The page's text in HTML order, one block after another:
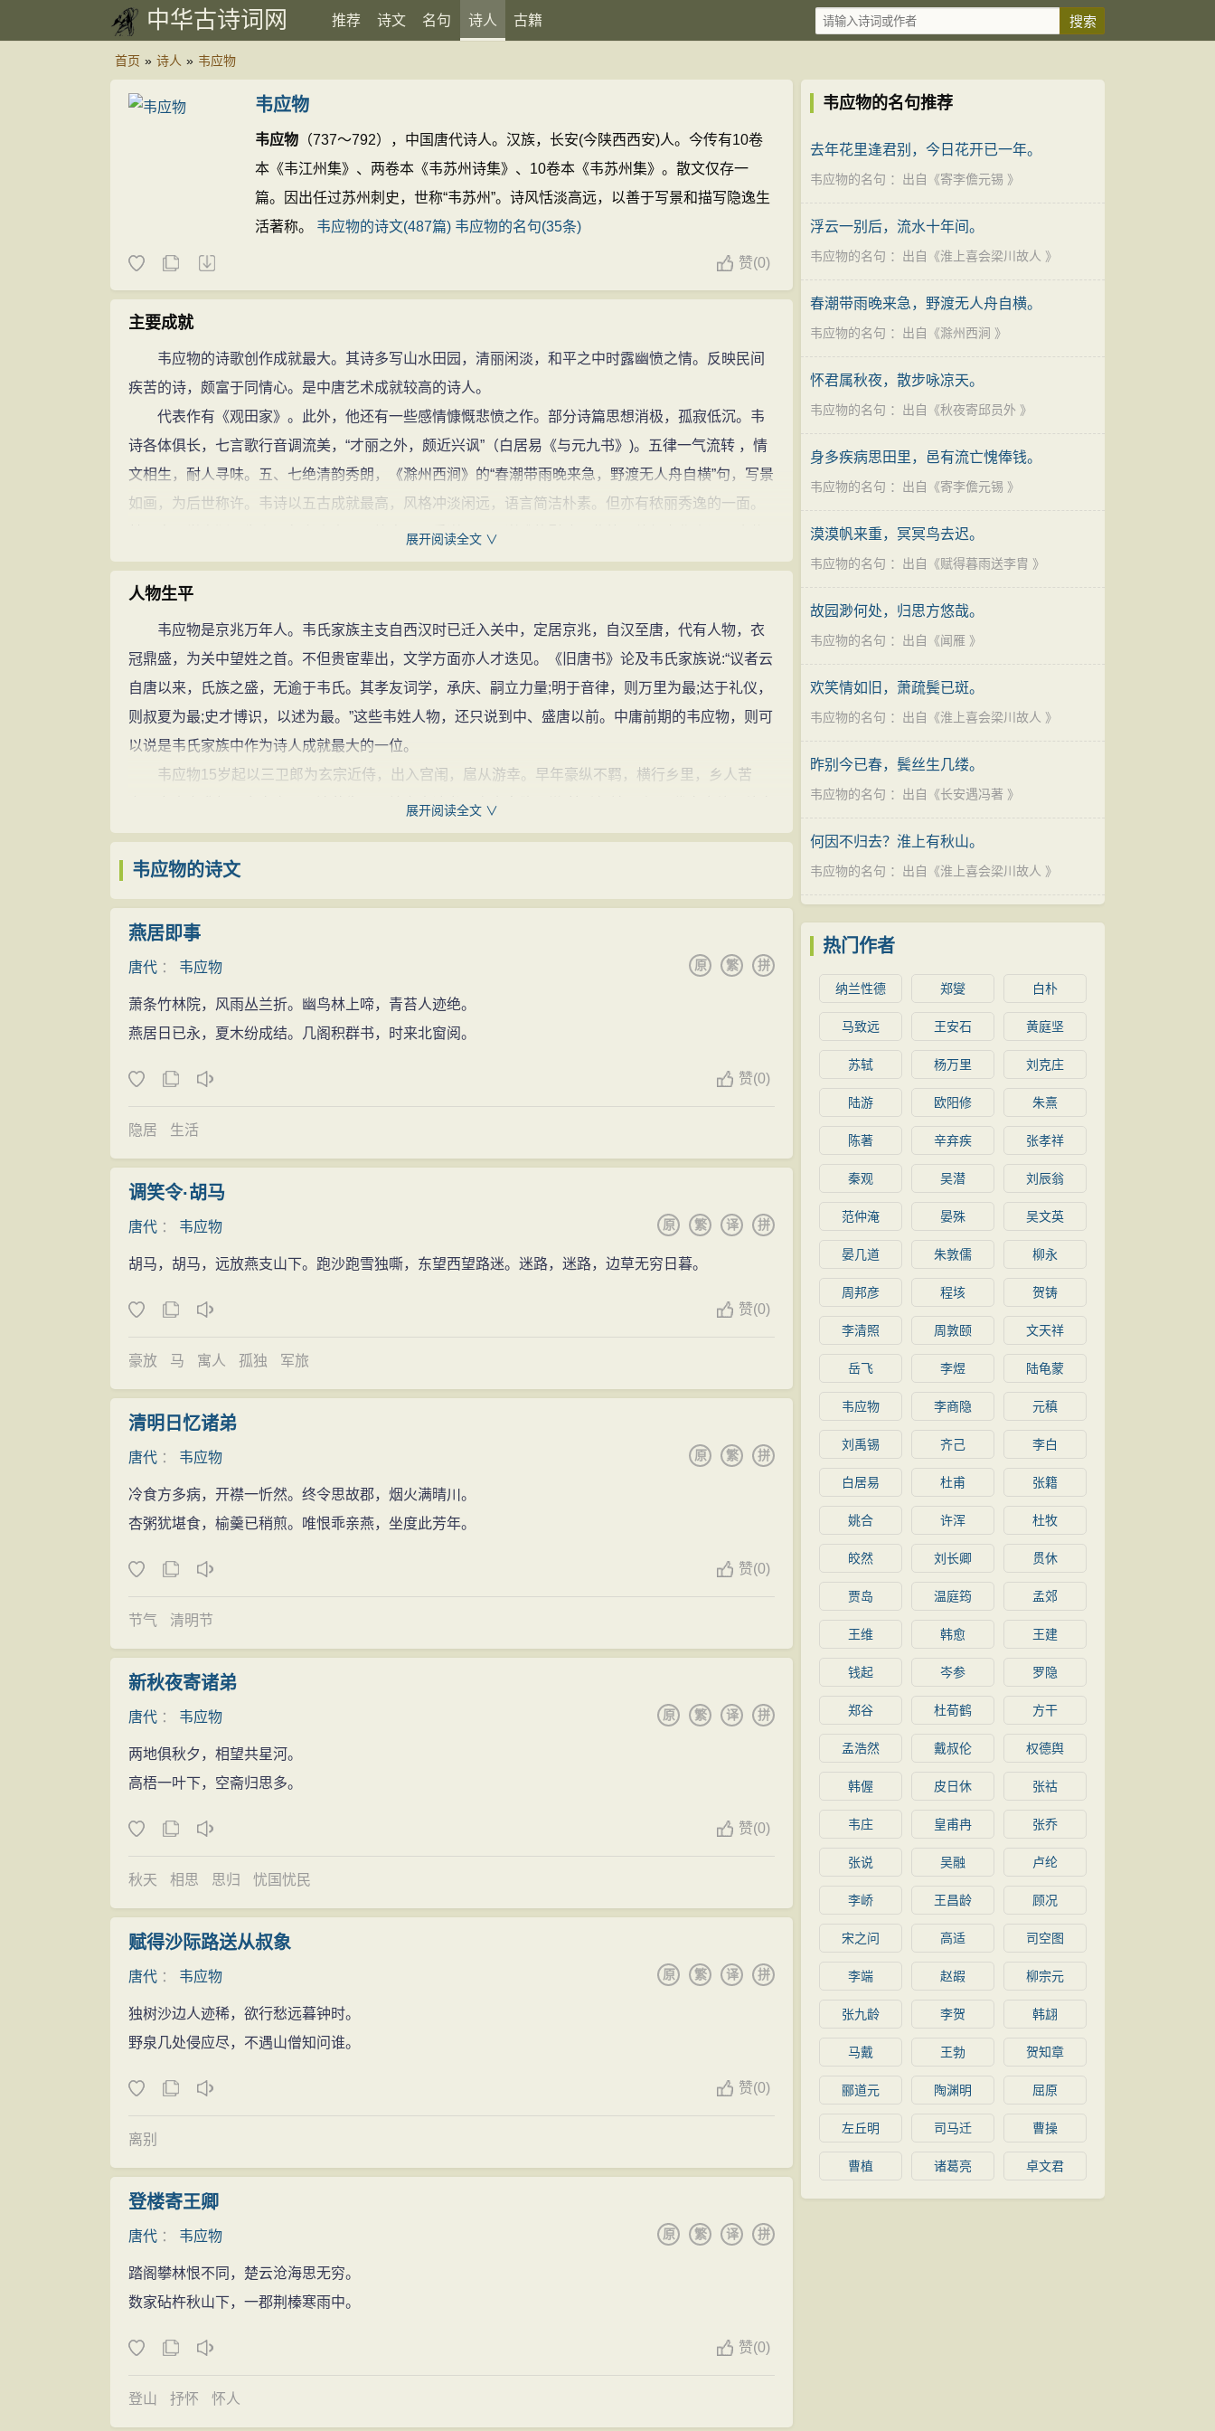
中华古诗词网 推荐 诗文 名句 诗人 古籍
首页 » 诗人 » 韦应物
韦应物
韦应物 （737～792），中国唐代诗人。汉族，长安(今陕西西安)人。今传有10卷
本《韦江州集》、两卷本《韦苏州诗集》、10卷本《韦苏州集》。散文仅存一
篇。因出任过苏州刺史，世称“韦苏州”。诗风恬淡高远，以善于写景和描写隐逸生
活著称。 韦应物的诗文(487篇) 韦应物的名句(35条)
赞(0)
主要成就
韦应物的诗歌创作成就最大。其诗多写山水田园，清丽闲淡，和平之中时露幽愤之情。反映民间
疾苦的诗，颇富于同情心。是中唐艺术成就较高的诗人。
代表作有《观田家》。此外，他还有一些感情慷慨悲愤之作。部分诗篇思想消极，孤寂低沉。韦
诗各体俱长，七言歌行音调流美，“才丽之外，颇近兴讽”（白居易《与元九书》)。五律一气流转 ，情
文相生，耐人寻味。五、七绝清韵秀朗，《滁州西涧》的“春潮带雨晚来急，野渡无人舟自横”句，写景
如画，为后世称许。韦诗以五古成就最高，风格冲淡闲远，语言简洁朴素。但亦有秾丽秀逸的一面。
其五古以学陶渊明为主，但在山水写景等方面，受谢灵运、谢朓的影响。此外，他偶亦作小词。今传
有10卷本《韦江州集》、两卷本《韦苏州诗集》、10卷本《韦苏州集》。散文仅存一篇。
后人每以王孟韦柳并称。其山水诗景致优美，感受深细，清新自然而饶有生意。而《西塞山》景
象壮阔，则显示韦诗雄豪的一面。其田园诗实质渐为反映民间疾苦的政治诗。
韦应物实现了脱离官场，幽居山林，享受可爱的清流、茂树、云物的愿望，他感到心安理得，因
而“自当安蹇劣，谁谓薄世荣”。“蹇劣，笨拙愚劣的意思；“薄世荣”，鄙薄世人对富贵荣华的追求。这里
用了《魏志. 王粲传》的典故。《王粲传》中说到徐干，引了裴松之注说：徐干"轻官忽禄，不耽世
荣"。韦应物所说的与徐干有所不同，韦应物这二句的意思是：我本就是笨拙愚劣的人，过这种幽居生
活自当心安理得，怎么能说我是那种鄙薄世上荣华富贵的高雅之士呢！对这两句，我们不能单纯理解
脱，因而辞官幽居。一旦有机遇，他还是要进入仕途的。所以诗人只说自己的愚拙，不说自己的清
并不鄙弃。
韦应物是山水田园诗派诗人，后人每以王孟韦柳并称。其山水诗景致优美，感受深细，清新自然
而饶有生意。而《西塞山》景象壮阔，则显示韦诗雄豪的一面。
韦应物的诗受陶渊明、谢灵运、王维、孟浩然等前辈诗人的影响很大，前人说：“应物五言古体源
出于陶，而化于三谢，故真而不朴，华而不绮”（《四库全书总目提要》），又说：“一寄穗秾鲜于简淡
之中，渊明以来，盖一人而已”（宋濂《宋文宪公集》卷三十七）。这些评价并不十分恰当，但是可以
展开阅读全文 ∨
人物生平
韦应物是京兆万年人。韦氏家族主支自西汉时已迁入关中，定居京兆，自汉至唐，代有人物，衣
冠鼎盛，为关中望姓之首。不但贵宦辈出，文学方面亦人才迭见。《旧唐书》论及韦氏家族说:“议者云
自唐以来，氏族之盛，无逾于韦氏。其孝友词学，承庆、嗣立力量;明于音律，则万里为最;达于礼仪，
则叔夏为最;史才博识，以述为最。”这些韦姓人物，还只说到中、盛唐以前。中庸前期的韦应物，则可
以说是韦氏家族中作为诗人成就最大的一位。
韦应物15岁起以三卫郎为玄宗近侍，出入宫闱，扈从游幸。早年豪纵不羁，横行乡里，乡人苦
之。安史之乱起，玄宗奔蜀，流落失职，始立志读书，少食寡欲，常“焚香扫地而坐”。代宗广德至德宗
贞元间，先后为洛阳丞、京兆府功曹参军、鄂县令、比部员外郎 、滁州和江州刺史、左司郎中 、苏州
刺史。贞元七年退职。世称韦江州、韦左司或韦苏州。
官吏，其中也有短期在长安故园闲居，或在长安任官。在地方官任上，韦应物勤于吏职，简政爱民，
应物晚年任苏州刺史时写给朋友的诗中一联。一派仁者忧时爱民心肠，感动着后世读者。沈德潜评论
说: “是不负心语。”"不负心语"就是有良心的话。
苏州刺史届满之后，韦应物没有得到新的任命，他一贫如洗，居然无川资回京候选 (等待朝廷另派
而饶有生意。而《西塞山》景象壮阔，则显示韦诗雄豪的一面。其田园诗实质渐为反映民间疾苦的政
韦诗各体俱长，七言歌行音调流美，“才丽之外，颇近兴讽”（白居易《与元九书》)。五律一气流转 ，
景如画，为后世称许。韦诗以五古成就最高，风格冲淡闲远，语言简洁朴素，有“五言长城”之称。但亦
有秾丽秀逸的一面。其五古以学陶渊明为主，但在山水写景等方面，受谢灵运、谢朓的影响。此外，
展开阅读全文 ∨
韦应物的诗文
燕居即事
唐代 ： 韦应物 拼
繁
原
萧条竹林院，风雨丛兰折。幽鸟林上啼，青苔人迹绝。
燕居日已永，夏木纷成结。几阁积群书，时来北窗阅。
赞(0)
隐居 生活
调笑令·胡马
唐代 ： 韦应物 拼
译
繁
原
胡马，胡马，远放燕支山下。跑沙跑雪独嘶，东望西望路迷。迷路，迷路，边草无穷日暮。
赞(0)
豪放 马 寓人 孤独 军旅
清明日忆诸弟
唐代 ： 韦应物 拼
繁
原
冷食方多病，开襟一忻然。终令思故郡，烟火满晴川。
杏粥犹堪食，榆羹已稍煎。唯恨乖亲燕，坐度此芳年。
赞(0)
节气 清明节
新秋夜寄诸弟
唐代 ： 韦应物 拼
译
繁
原
两地俱秋夕，相望共星河。
高梧一叶下，空斋归思多。
赞(0)
秋天 相思 思归 忧国忧民
赋得沙际路送从叔象
唐代 ： 韦应物 拼
译
繁
原
独树沙边人迹稀，欲行愁远暮钟时。
野泉几处侵应尽，不遇山僧知问谁。
赞(0)
离别
登楼寄王卿
唐代 ： 韦应物 拼
译
繁
原
踏阁攀林恨不同，楚云沧海思无穷。
数家砧杵秋山下，一郡荆榛寒雨中。
赞(0)
登山 抒怀 怀人
韦应物的名句推荐
去年花里逢君别，今日花开已一年。
韦应物的名句 ：出自《寄李儋元锡 》
浮云一别后，流水十年间。
韦应物的名句 ：出自《淮上喜会梁川故人 》
春潮带雨晚来急，野渡无人舟自横。
韦应物的名句 ：出自《滁州西涧 》
怀君属秋夜，散步咏凉天。
韦应物的名句 ：出自《秋夜寄邱员外 》
身多疾病思田里，邑有流亡愧俸钱。
韦应物的名句 ：出自《寄李儋元锡 》
漠漠帆来重，冥冥鸟去迟。
韦应物的名句 ：出自《赋得暮雨送李胄 》
故园渺何处，归思方悠哉。
韦应物的名句 ：出自《闻雁 》
欢笑情如旧，萧疏鬓已斑。
韦应物的名句 ：出自《淮上喜会梁川故人 》
昨别今已春，鬓丝生几缕。
韦应物的名句 ：出自《长安遇冯著 》
何因不归去？淮上有秋山。
韦应物的名句 ：出自《淮上喜会梁川故人 》
热门作者
纳兰性德 郑燮 白朴
马致远 王安石 黄庭坚
苏轼 杨万里 刘克庄
陆游 欧阳修 朱熹
陈著 辛弃疾 张孝祥
秦观 吴潜 刘辰翁
范仲淹 晏殊 吴文英
晏几道 朱敦儒 柳永
周邦彦 程垓 贺铸
李清照 周敦颐 文天祥
岳飞 李煜 陆龟蒙
韦应物 李商隐 元稹
刘禹锡 齐己 李白
白居易 杜甫 张籍
姚合 许浑 杜牧
皎然 刘长卿 贯休
贾岛 温庭筠 孟郊
王维 韩愈 王建
钱起 岑参 罗隐
郑谷 杜荀鹤 方干
孟浩然 戴叔伦 权德舆
韩偓 皮日休 张祜
韦庄 皇甫冉 张乔
张说 吴融 卢纶
李峤 王昌龄 顾况
宋之问 高适 司空图
李端 赵嘏 柳宗元
张九龄 李贺 韩翃
马戴 王勃 贺知章
郦道元 陶渊明 屈原
左丘明 司马迁 曹操
曹植 诸葛亮 卓文君